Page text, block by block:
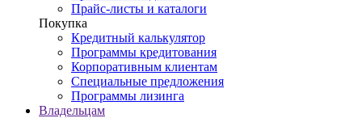
Прайс-листы и каталоги
Покупка
Кредитный калькулятор
Программы кредитования
Корпоративным клиентам
Специальные предложения
Программы лизинга
Владельцам